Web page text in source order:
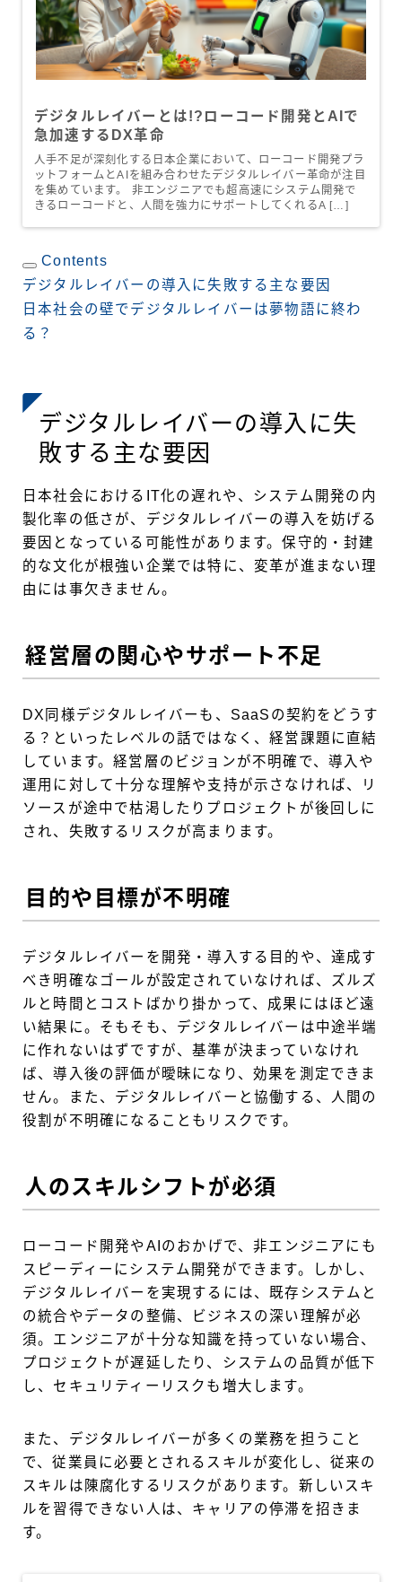
デジタルレイバーとは!?ローコード開発とAIで
急加速するDX革命
人手不足が深刻化する日本企業において、ローコード開発プラ
ットフォームとAIを組み合わせたデジタルレイバー革命が注目
を集めています。 非エンジニアでも超高速にシステム開発で
きるローコードと、人間を強力にサポートしてくれるA […]
Contents
デジタルレイバーの導入に失敗する主な要因
日本社会の壁でデジタルレイバーは夢物語に終わ
る？
デジタルレイバーの導入に失
敗する主な要因
日本社会におけるIT化の遅れや、システム開発の内
製化率の低さが、デジタルレイバーの導入を妨げる
要因となっている可能性があります。保守的・封建
的な文化が根強い企業では特に、変革が進まない理
由には事欠きません。
経営層の関心やサポート不足
DX同様デジタルレイバーも、SaaSの契約をどうす
る？といったレベルの話ではなく、経営課題に直結
しています。経営層のビジョンが不明確で、導入や
運用に対して十分な理解や支持が示さなければ、リ
ソースが途中で枯渇したりプロジェクトが後回しに
され、失敗するリスクが高まります。
目的や目標が不明確
デジタルレイバーを開発・導入する目的や、達成す
べき明確なゴールが設定されていなければ、ズルズ
ルと時間とコストばかり掛かって、成果にはほど遠
い結果に。そもそも、デジタルレイバーは中途半端
に作れないはずですが、基準が決まっていなけれ
ば、導入後の評価が曖昧になり、効果を測定できま
せん。また、デジタルレイバーと協働する、人間の
役割が不明確になることもリスクです。
人のスキルシフトが必須
ローコード開発やAIのおかげで、非エンジニアにも
スピーディーにシステム開発ができます。しかし、
デジタルレイバーを実現するには、既存システムと
の統合やデータの整備、ビジネスの深い理解が必
須。エンジニアが十分な知識を持っていない場合、
プロジェクトが遅延したり、システムの品質が低下
し、セキュリティーリスクも増大します。
また、デジタルレイバーが多くの業務を担うこと
で、従業員に必要とされるスキルが変化し、従来の
スキルは陳腐化するリスクがあります。新しいスキ
ルを習得できない人は、キャリアの停滞を招きま
す。